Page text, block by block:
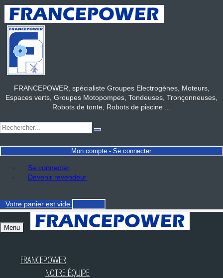
FRANCEPOWER, spécialiste Groupes Electrogènes, Moteurs,
Espaces verts, Groupes Motopompes, Tondeuses, Tronçonneuses,
Robots de tonte, Robots de piscine ...
Mon compte - Se connecter
Se connecter
Devenir revendeur
Votre panier est vide
Menu
FRANCEPOWER
NOTRE ÉQUIPE